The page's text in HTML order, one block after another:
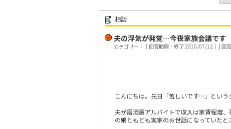
相談
夫の浮気が発覚…今夜家族会議です
カテゴリー：｜回答期限：終了 2010/07/12｜ | 回
こんにちは。先日「苦しいです…」という
夫が居酒屋アルバイトで収入は家賃程度
の娘ともども実家のお世話になっていた